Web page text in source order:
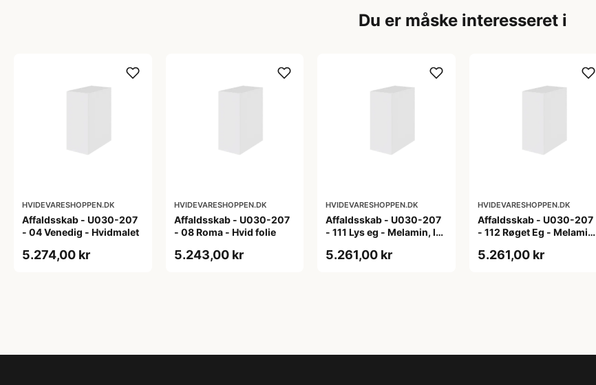
Du er måske interesseret i
HVIDEVARESHOPPEN.DK
Affaldsskab - U030-207
- 04 Venedig - Hvidmalet
5.274,00 kr
HVIDEVARESHOPPEN.DK
Affaldsskab - U030-207
- 08 Roma - Hvid folie
5.243,00 kr
HVIDEVARESHOPPEN.DK
Affaldsskab - U030-207
- 111 Lys eg - Melamin, lys
5.261,00 kr
HVIDEVARESHOPPEN.DK
Affaldsskab - U030-207
- 112 Røget Eg - Melamin,
5.261,00 kr